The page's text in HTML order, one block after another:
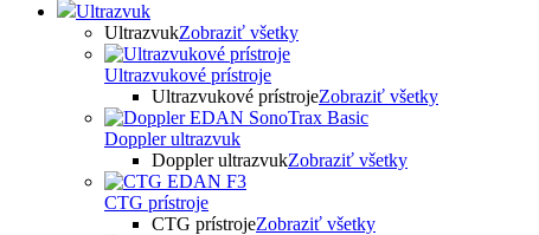
Ultrazvuk
UltrazvukZobraziť všetky
Ultrazvukové prístroje
Ultrazvukové prístrojeZobraziť všetky
Doppler ultrazvuk
Doppler ultrazvukZobraziť všetky
CTG prístroje
CTG prístrojeZobraziť všetky